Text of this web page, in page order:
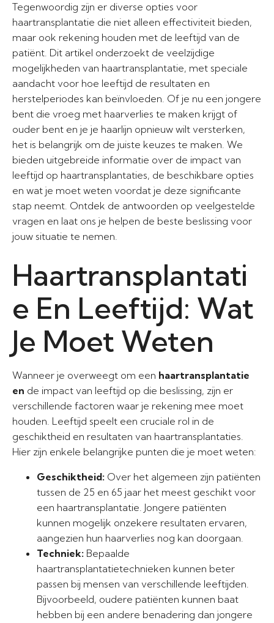
Tegenwoordig zijn er diverse opties voor
haartransplantatie die niet alleen effectiviteit bieden,
maar ook rekening houden met de leeftijd van de
patiënt. Dit artikel onderzoekt de veelzijdige
mogelijkheden van haartransplantatie, met speciale
aandacht voor hoe leeftijd de resultaten en
herstelperiodes kan beïnvloeden. Of je nu een jongere
bent die vroeg met haarverlies te maken krijgt of
ouder bent en je je haarlijn opnieuw wilt versterken,
het is belangrijk om de juiste keuzes te maken. We
bieden uitgebreide informatie over de impact van
leeftijd op haartransplantaties, de beschikbare opties
en wat je moet weten voordat je deze significante
stap neemt. Ontdek de antwoorden op veelgestelde
vragen en laat ons je helpen de beste beslissing voor
jouw situatie te nemen.
Haartransplantati
e En Leeftijd: Wat
Je Moet Weten
Wanneer je overweegt om een haartransplantatie
en de impact van leeftijd op die beslissing, zijn er
verschillende factoren waar je rekening mee moet
houden. Leeftijd speelt een cruciale rol in de
geschiktheid en resultaten van haartransplantaties.
Hier zijn enkele belangrijke punten die je moet weten:
Geschiktheid: Over het algemeen zijn patiënten
tussen de 25 en 65 jaar het meest geschikt voor
een haartransplantatie. Jongere patiënten
kunnen mogelijk onzekere resultaten ervaren,
aangezien hun haarverlies nog kan doorgaan.
Techniek: Bepaalde
haartransplantatietechnieken kunnen beter
passen bij mensen van verschillende leeftijden.
Bijvoorbeeld, oudere patiënten kunnen baat
hebben bij een andere benadering dan jongere